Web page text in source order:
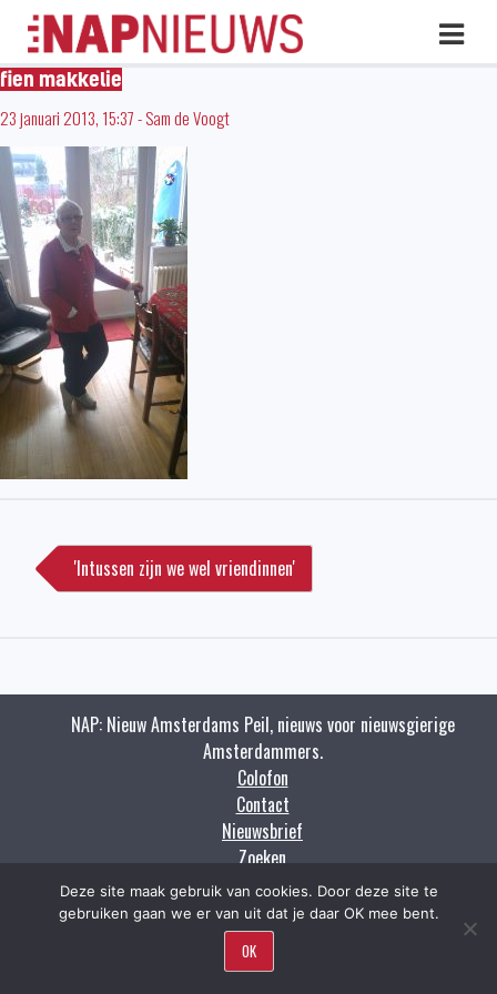
Skip
naar
inhoud
fien makkelie
23 januari 2013, 15:37-Sam de Voogt
navigatie
'Intussen zijn we wel vriendinnen'
NAP: Nieuw Amsterdams Peil, nieuws voor nieuwsgierige
Amsterdammers.
Colofon
Contact
Nieuwsbrief
Zoeken
Copyright napnieuws.nl 2009 - 2021.
Deze site maak gebruik van cookies. Door deze site te
gebruiken gaan we er van uit dat je daar OK mee bent.
OK